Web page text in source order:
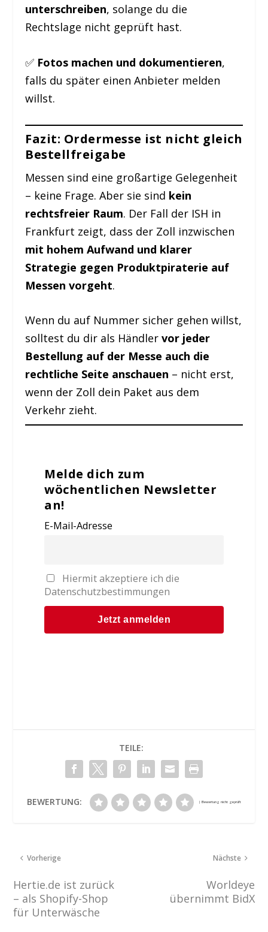
unterschreiben, solange du die
Rechtslage nicht geprüft hast.
✅ Fotos machen und dokumentieren,
falls du später einen Anbieter melden
willst.
Fazit: Ordermesse ist nicht gleich
Bestellfreigabe
Messen sind eine großartige Gelegenheit
– keine Frage. Aber sie sind kein
rechtsfreier Raum. Der Fall der ISH in
Frankfurt zeigt, dass der Zoll inzwischen
mit hohem Aufwand und klarer
Strategie gegen Produktpiraterie auf
Messen vorgeht.
Wenn du auf Nummer sicher gehen willst,
solltest du dir als Händlervor jeder
Bestellung auf der Messe auch die
rechtliche Seite anschauen – nicht erst,
wenn der Zoll dein Paket aus dem
Verkehr zieht.
Melde dich zum
wöchentlichen Newsletter
an!
E-Mail-Adresse
Hiermit akzeptiere ich die
Datenschutzbestimmungen
TEILE:
BEWERTUNG:
Vorherige
Hertie.de ist zurück
– als Shopify-Shop
für Unterwäsche
Nächste
Worldeye
übernimmt BidX